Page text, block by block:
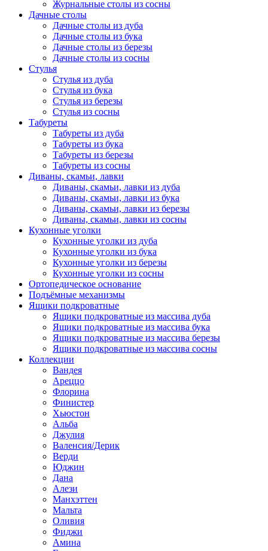
Журнальные столы из сосны
Дачные столы
Дачные столы из дуба
Дачные столы из бука
Дачные столы из березы
Дачные столы из сосны
Стулья
Стулья из дуба
Стулья из бука
Стулья из березы
Стулья из сосны
Табуреты
Табуреты из дуба
Табуреты из бука
Табуреты из березы
Табуреты из сосны
Диваны, скамьи, лавки
Диваны, скамьи, лавки из дуба
Диваны, скамьи, лавки из бука
Диваны, скамьи, лавки из березы
Диваны, скамьи, лавки из сосны
Кухонные уголки
Кухонные уголки из дуба
Кухонные уголки из бука
Кухонные уголки из березы
Кухонные уголки из сосны
Ортопедическое основание
Подъёмные механизмы
Ящики подкроватные
Ящики подкроватные из массива дуба
Ящики подкроватные из массива бука
Ящики подкроватные из массива березы
Ящики подкроватные из массива сосны
Коллекции
Вандея
Ареццо
Флорина
Финистер
Хьюстон
Альба
Джулия
Валенсия/Дерик
Верди
Юджин
Дана
Алези
Манхэттен
Мальта
Оливия
Фиджи
Амина